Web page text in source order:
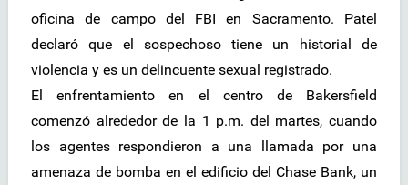
oficina de campo del FBI en Sacramento. Patel
declaró que el sospechoso tiene un historial de
violencia y es un delincuente sexual registrado.
El enfrentamiento en el centro de Bakersfield
comenzó alrededor de la 1 p.m. del martes, cuando
los agentes respondieron a una llamada por una
amenaza de bomba en el edificio del Chase Bank, un